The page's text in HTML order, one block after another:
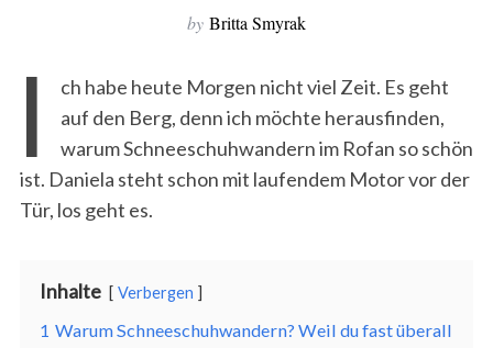
by Britta Smyrak
I
ch habe heute Morgen nicht viel Zeit. Es geht
auf den Berg, denn ich möchte herausfinden,
warum Schneeschuhwandern im Rofan so schön
ist. Daniela steht schon mit laufendem Motor vor der
Tür, los geht es.
Inhalte Verbergen
1 Warum Schneeschuhwandern? Weil du fast überall